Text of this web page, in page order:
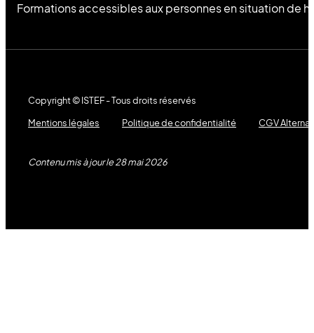
Formations accessibles aux personnes en situation de
Copyright © ISTEF - Tous droits réservés
Mentions légales
Politique de confidentialité CGV
Contenu mis à jour le 28 mai 2026